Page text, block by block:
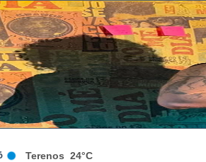
Terenos 24°C